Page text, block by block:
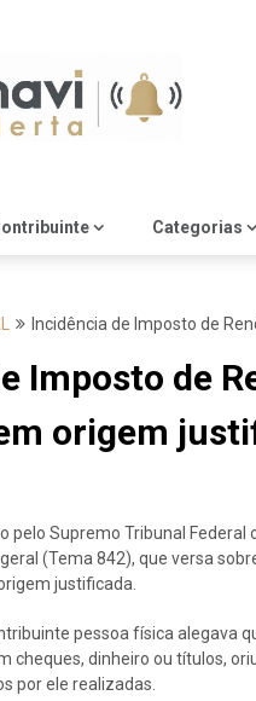
Categorias
Incidência de Imposto de
Imposto de
origem
pelo Supremo Tribunal Federal
(Tema 842), que versa
justificada.
pessoa física alegava
cheques, dinheiro ou títulos,
por ele realizadas.